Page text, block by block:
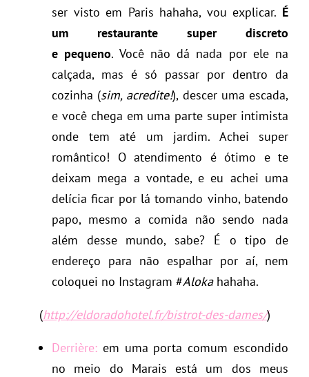
ser visto em Paris hahaha, vou explicar. É
um restaurante super discreto
e pequeno. Você não dá nada por ele na
calçada, mas é só passar por dentro da
cozinha (sim, acredite!), descer uma escada,
e você chega em uma parte super intimista
onde tem até um jardim. Achei super
romântico! O atendimento é ótimo e te
deixam mega a vontade, e eu achei uma
delícia ficar por lá tomando vinho, batendo
papo, mesmo a comida não sendo nada
além desse mundo, sabe? É o tipo de
endereço para não espalhar por aí, nem
coloquei no Instagram #Alokahahaha.
(http://eldoradohotel.fr/bistrot-des-dames/)
Derrière: em uma porta comum escondido
no meio do Marais está um dos meus